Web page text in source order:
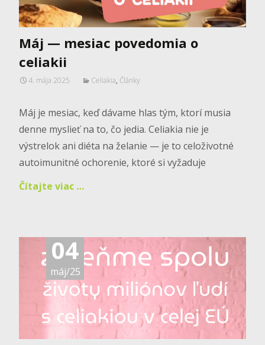
Máj — mesiac povedomia o
celiakii
4. mája 2025 Celiakia, Články
Máj je mesiac, keď dávame hlas tým, ktorí musia
denne myslieť na to, čo jedia. Celiakia nie je
výstrelok ani diéta na želanie — je to celoživotné
autoimunitné ochorenie, ktoré si vyžaduje
Čítajte viac …
04
máj/25